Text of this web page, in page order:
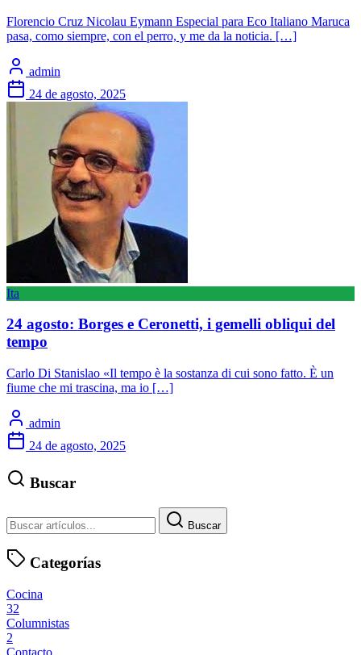
Florencio Cruz Nicolau Eymann Especial para Eco Italiano Maruca
pasa, como siempre, con el perro, y me da la noticia. […]
admin
24 de agosto, 2025
Ita
24 agosto: Borges e Ceronetti, i gemelli obliqui del
tempo
Carlo Di Stanislao «Il tempo è la sostanza di cui sono fatto. È un
fiume che mi trascina, ma io […]
admin
24 de agosto, 2025
Buscar
Buscar
Categorías
Cocina
32
Columnistas
2
Contacto